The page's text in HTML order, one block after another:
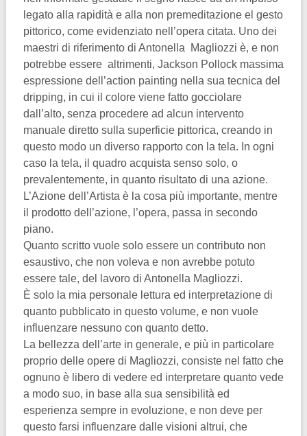
legato alla rapidità e alla non premeditazione el gesto
pittorico, come evidenziato nell’opera citata. Uno dei
maestri di riferimento di Antonella Magliozzi è, e non
potrebbe essere altrimenti, Jackson Pollock massima
espressione dell’action painting nella sua tecnica del
dripping, in cui il colore viene fatto gocciolare
dall’alto, senza procedere ad alcun intervento
manuale diretto sulla superficie pittorica, creando in
questo modo un diverso rapporto con la tela. In ogni
caso la tela, il quadro acquista senso solo, o
prevalentemente, in quanto risultato di una azione.
L’Azione dell’Artista è la cosa più importante, mentre
il prodotto dell’azione, l’opera, passa in secondo
piano.
Quanto scritto vuole solo essere un contributo non
esaustivo, che non voleva e non avrebbe potuto
essere tale, del lavoro di Antonella Magliozzi.
È solo la mia personale lettura ed interpretazione di
quanto pubblicato in questo volume, e non vuole
influenzare nessuno con quanto detto.
La bellezza dell’arte in generale, e più in particolare
proprio delle opere di Magliozzi, consiste nel fatto che
ognuno è libero di vedere ed interpretare quanto vede
a modo suo, in base alla sua sensibilità ed
esperienza sempre in evoluzione, e non deve per
questo farsi influenzare dalle visioni altrui, che